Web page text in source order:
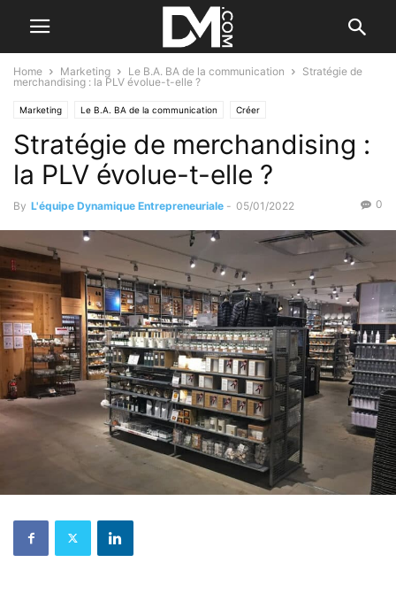
Home Marketing Le B.A. BA de la communication
Stratégie de
merchandising : la PLV évolue-t-elle ?
Marketing Le B.A. BA de la communication Créer
Les stratégies originales
Stratégie de merchandising :
la PLV évolue-t-elle ?
By L'équipe Dynamique Entrepreneuriale - 05/01/2022 0